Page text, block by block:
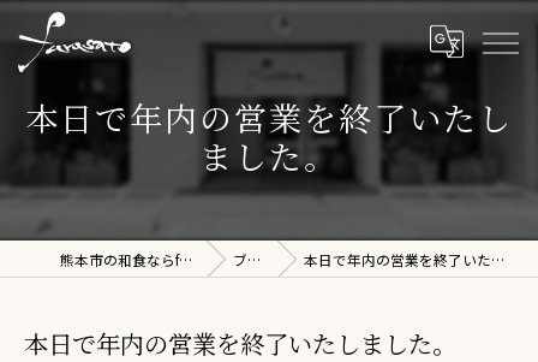
本日で年内の営業を終了いたし
ました。
熊本市の和食ならfurusato ブログ 本日で年内の営業を終了いたしました。
本日で年内の営業を終了いたしました。